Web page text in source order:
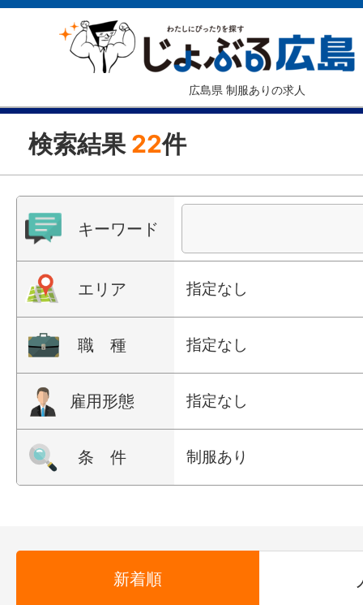
広島県 制服ありの求人
検索結果 22件
キーワード
エリア 指定なし
職 種 指定なし
雇用形態 指定なし
条 件 制服あり
新着順